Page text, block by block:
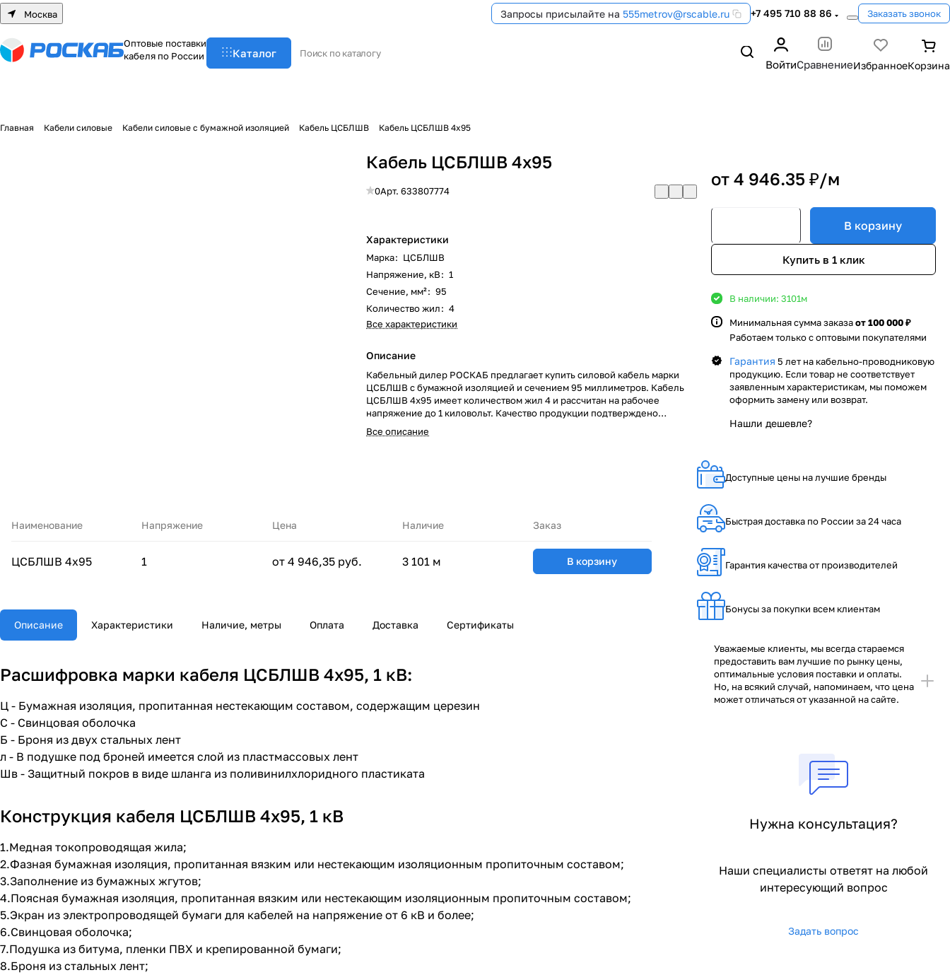
Москва Запросы присылайте на 555metrov@rscable.ru +7 495 710 88 86 Заказать звонок
Оптовые поставки
кабеля по России
Каталог
ВойтиСравнение
Главная Кабели силовые Кабели силовые с бумажной изоляцией Кабель ЦСБЛШВ Кабель ЦСБЛШВ 4х95
Кабель ЦСБЛШВ 4х95
0Арт. 633807774
Характеристики
Марка: ЦСБЛШВ
Напряжение, кВ: 1
Сечение, мм²: 95
Количество жил: 4
Все характеристики
Описание
Кабельный дилер РОСКАБ предлагает купить силовой кабель марки
ЦСБЛШВ с бумажной изоляцией и сечением 95 миллиметров. Кабель
ЦСБЛШВ 4х95 имеет количеством жил 4 и рассчитан на рабочее
напряжение до 1 киловольт. Качество продукции подтверждено
сертификатами производителей и Госстандарта. Мы гарантируем
низкие цены за счет сотрудничества с такими предприятиями, как ОАО
Все описание
от 4 946.35 ₽/м
В корзину
Купить в 1 клик
В наличии: 3101м
Минимальная сумма заказаот 100 000 ₽
Работаем только с оптовыми покупателями
Гарантия 5 лет на кабельно-проводниковую
продукцию. Если товар не соответствует
заявленным характеристикам, мы поможем
оформить замену или возврат.
Нашли дешевле?
Доступные цены на лучшие бренды
Быстрая доставка по России за 24 часа
Гарантия качества от производителей
Бонусы за покупки всем клиентам
Уважаемые клиенты, мы всегда стараемся
предоставить вам лучшие по рынку цены,
оптимальные условия поставки и оплаты.
Но, на всякий случай, напоминаем, что цена
может отличаться от указанной на сайте.
Нужна консультация?
Наши специалисты ответят на любой
интересующий вопрос
Задать вопрос
Наименование Напряжение Цена Наличие Заказ
ЦСБЛШВ 4х95 1 от 4 946,35 руб. 3 101 м В корзину
Описание Характеристики Наличие, метры Оплата Доставка Сертификаты
Расшифровка марки кабеля ЦСБЛШВ 4х95, 1 кВ:
Ц - Бумажная изоляция, пропитанная нестекающим составом, содержащим церезин
С - Свинцовая оболочка
Б - Броня из двух стальных лент
л - В подушке под броней имеется слой из пластмассовых лент
Шв - Защитный покров в виде шланга из поливинилхлоридного пластиката
Конструкция кабеля ЦСБЛШВ 4х95, 1 кВ
1.Медная токопроводящая жила;
2.Фазная бумажная изоляция, пропитанная вязким или нестекающим изоляционным пропиточным составом;
3.Заполнение из бумажных жгутов;
4.Поясная бумажная изоляция, пропитанная вязким или нестекающим изоляционным пропиточным составом;
5.Экран из электропроводящей бумаги для кабелей на напряжение от 6 кВ и более;
6.Свинцовая оболочка;
7.Подушка из битума, пленки ПВХ и крепированной бумаги;
8.Броня из стальных лент;